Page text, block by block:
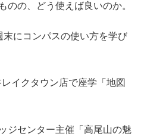
のの、どう使えば良いのか。
にコンパスの使い方を学び
イクタウン店で座学「地図
ジセンター主催「高尾山の魅